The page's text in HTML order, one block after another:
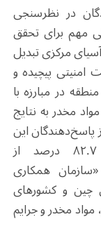
در نظرسنجی
مهم برای تحقق
مرکزی تبدیل
امنیتی پیچیده و
در مبارزه با
مخدر به نتایج
که ۸۷.۵ درصد از پاسخ‌دهندگان این
همچنین ۸۲.۷ درصد از
همکاری
چین و کشورهای
مواد مخدر و جرایم